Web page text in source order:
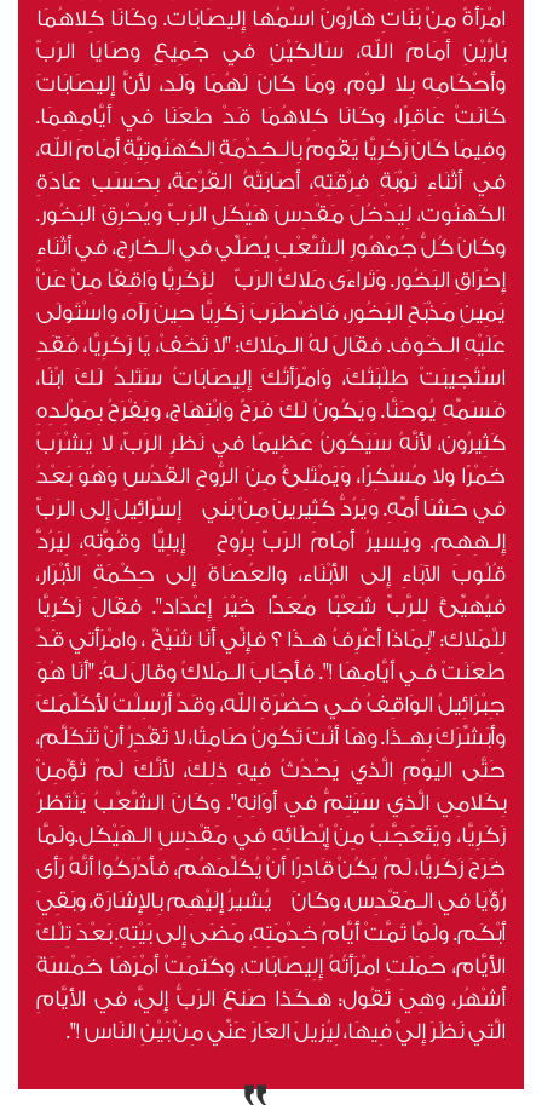
امْرَأَةٌ مِنْ بَنَاتِ هَارُونَ اسْمُها إِليصَابَات. وكَانَا كِلاهُمَا
بَارَّيْنِ أَمَامَ الله، سَالِكَيْنِ في جَمِيعِ وصَايَا الرَبّ
وأَحْكَامِه بِلا لَوْم. ومَا كَانَ لَهُمَا وَلَد، لأَنَّ إِليصَابَاتَ
كَانَتْ عَاقِرًا، وكَانَا كِلاهُمَا قَدْ طَعَنَا في أَيَّامِهِمَا.
وفِيمَا كَانَ زَكَرِيَّا يَقُومُ بِالـخِدْمَةِ الكَهَنُوتِيَّةِ أَمَامَ الله،
في أَثْنَاءِ نَوْبَةِ فِرْقَتِهِ، أَصَابَتْهُ القُرْعَة، بِحَسَبِ عَادَةِ
الكَهَنُوت، لِيَدْخُلَ مَقْدِسَ هَيْكَلِ الرَبّ ويُحْرِقَ البَخُور.
وكَانَ كُلُّ جُمْهُورِ الشَّعْبِ يُصَلِّي في الـخَارِج، في أَثْنَاءِ
إِحْرَاقِ البَخُور. وَتَراءَى مَلاكُ الرَبّ لِزَكَرِيَّا وَاقِفًا مِنْ عَنْ
يَمِينِ مَذْبَحِ البَخُور، فَاضْطَرَبَ زَكَرِيَّا حِينَ رَآه، واسْتَولَى
عَلَيْهِ الـخَوف. فقَالَ لهُ الـمَلاك: "لا تَخَفْ، يَا زَكَرِيَّا، فَقَدِ
اسْتُجيبَتْ طِلْبَتُكَ، وَامْرَأَتُكَ إِلِيصَابَاتُ سَتَلِدُ لَكَ ابْنًا،
فَسَمِّهِ يُوحَنَّا. ويَكُونُ لَكَ فَرَحٌ وَابْتِهَاج، ويَفْرَحُ بِمَوْلِدِهِ
كَثِيرُون، لأَنَّهُ سَيَكُونُ عَظِيمًا في نَظَرِ الرَبّ، لا يَشْرَبُ
خَمْرًا ولا مُسْكِرًا، وَيَمْتَلِئُ مِنَ الرُّوحِ القُدُسِ وَهُوَ بَعْدُ
في حَشَا أُمِّهِ. ويَرُدُّ كَثِيرينَ مِنْ بَني إِسْرَائِيلَ إِلى الرَبّ
إِلـهِهِم. ويَسيرُ أَمَامَ الرَبّ بِرُوحِ إِيلِيَّا وقُوَّتِهِ، لِيَرُدَّ
قُلُوبَ الآبَاءِ إِلى الأَبْنَاء، والعُصَاةَ إِلى حِكْمَةِ الأَبْرَار،
فيُهيِّئَ لِلرَّبِّ شَعْبًا مُعَدًّا خَيْرَ إِعْدَاد". فقَالَ زَكَرِيَّا
لِلْمَلاك: "بِمَاذَا أَعْرِفُ هـذَا ؟ فإِنِّي أَنَا شَيْخٌ ، وامْرَأَتي قَدْ
طَعَنَتْ فـي أَيَّامِهَا !". فأَجَابَ الـمَلاكُ وقالَ لـهُ: "أَنَا هُوَ
جِبْرَائِيلُ الوَاقِفُ فـي حَضْرَةِ الله، وقَدْ أُرْسِلْتُ لأُكَلِّمَكَ
وأُبَشِّرَكَ بِهـذَا. وهَا أَنْتَ تَكُونُ صَامِتًا، لا تَقْدِرُ أَنْ تَتَكَلَّم،
حَتَّى اليَوْمِ الَّذي يَحْدُثُ فِيهِ ذلِكَ، لأَنَّكَ لَمْ تُؤْمِنْ
بِكَلامِي الَّذي سَيَتِمُّ في أَوَانِهِ". وكَانَ الشَّعْبُ يَنْتَظرُ
زَكَرِيَّا، ويَتَعَجَّبُ مِنْ إِبْطَائِهِ في مَقْدِسِ الـهَيْكَل.ولَمَّا
خَرَجَ زَكَريَّا، لَمْ يَكُنْ قَادِرًا أَنْ يُكَلِّمَهُم، فأَدْرَكُوا أَنَّهُ رَأَى
رُؤْيَا في الـمَقْدِس، وكَانَ يُشيرُ إِلَيْهِم بِالإِشَارَة، وبَقِيَ
أَبْكَم. ولَمَّا تَمَّتْ أَيَّامُ خِدْمَتِهِ، مَضَى إِلى بَيْتِهِ. بَعْدَ تِلْكَ
الأَيَّام، حَمَلَتِ امْرَأَتُهُ إِلِيصَابَات، وكَتمَتْ أَمْرَهَا خَمْسَةَ
أَشْهُر، وهِيَ تَقُول: هـكَذا صَنعَ الرَبُّ إِليَّ، في الأَيَّامِ
الَّتي نَظَرَ إِليَّ فِيهَا، لِيُزيلَ العَارَ عَنِّي مِنْ بَيْنِ النَاس !".